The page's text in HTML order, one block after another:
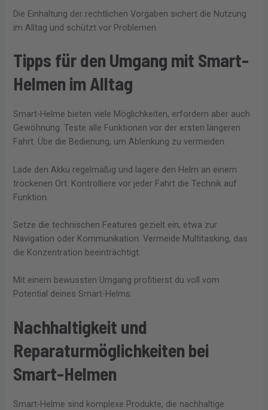
Die Einhaltung der rechtlichen Vorgaben sichert die Nutzung
im Alltag und schützt vor Problemen.
Tipps für den Umgang mit Smart-
Helmen im Alltag
Smart-Helme bieten viele Möglichkeiten, erfordern aber auch
Gewöhnung. Teste alle Funktionen vor der ersten längeren
Fahrt. Übe die Bedienung, um Ablenkung zu vermeiden.
Lade den Akku regelmäßig und lagere den Helm an einem
trockenen Ort. Kontrolliere vor jeder Fahrt die Technik auf
Funktion.
Setze die technischen Features gezielt ein, etwa zur
Navigation oder Kommunikation. Vermeide Multitasking, das
die Konzentration beeinträchtigt.
Mit einem bewussten Umgang profitierst du voll vom
Potential deines Smart-Helms.
Nachhaltigkeit und
Reparaturmöglichkeiten bei
Smart-Helmen
Smart-Helme sind komplexe Produkte, die nachhaltige